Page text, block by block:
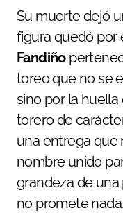
Su muerte dejó
figura quedó por
Fandiño
toreo que no se
sino por la
torero de
una entrega que
nombre unido
grandeza de
no promete nada.